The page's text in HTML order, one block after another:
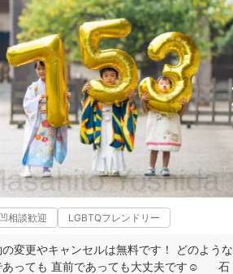
相談歓迎 LGBTQフレンドリー
の変更やキャンセルは無料です！ どのような
っても 直前であっても大丈夫です☺️ 石